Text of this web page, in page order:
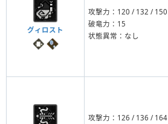
グィロスト
攻撃力：120 / 132 / 150
破竜力：15
状態異常：なし
攻撃力：126 / 136 / 164